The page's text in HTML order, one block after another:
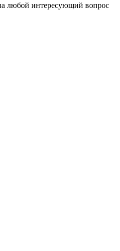
любой интересующий вопрос